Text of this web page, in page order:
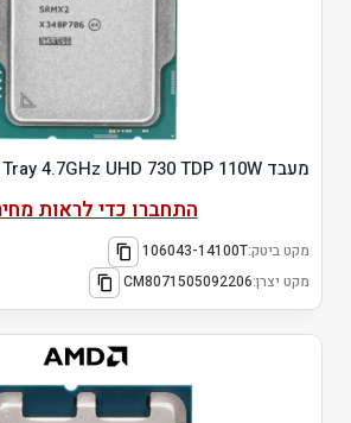
מעבד Intel i3-14100 Tray 4.7GHz UHD 730 TDP 110W
התחברו כדי לראות
מקט ביטק:106043-14100T
מקט יצרן:CM8071505092206